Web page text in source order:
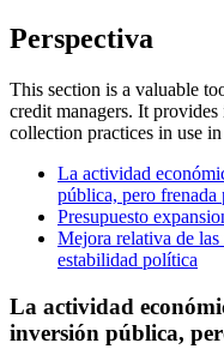
Perspectiva
This section is a valuable
credit managers. It
collection practices in use
La actividad
pública, pero
Presupuesto
Mejora relativa de
estabilidad política
La actividad
inversión pública,